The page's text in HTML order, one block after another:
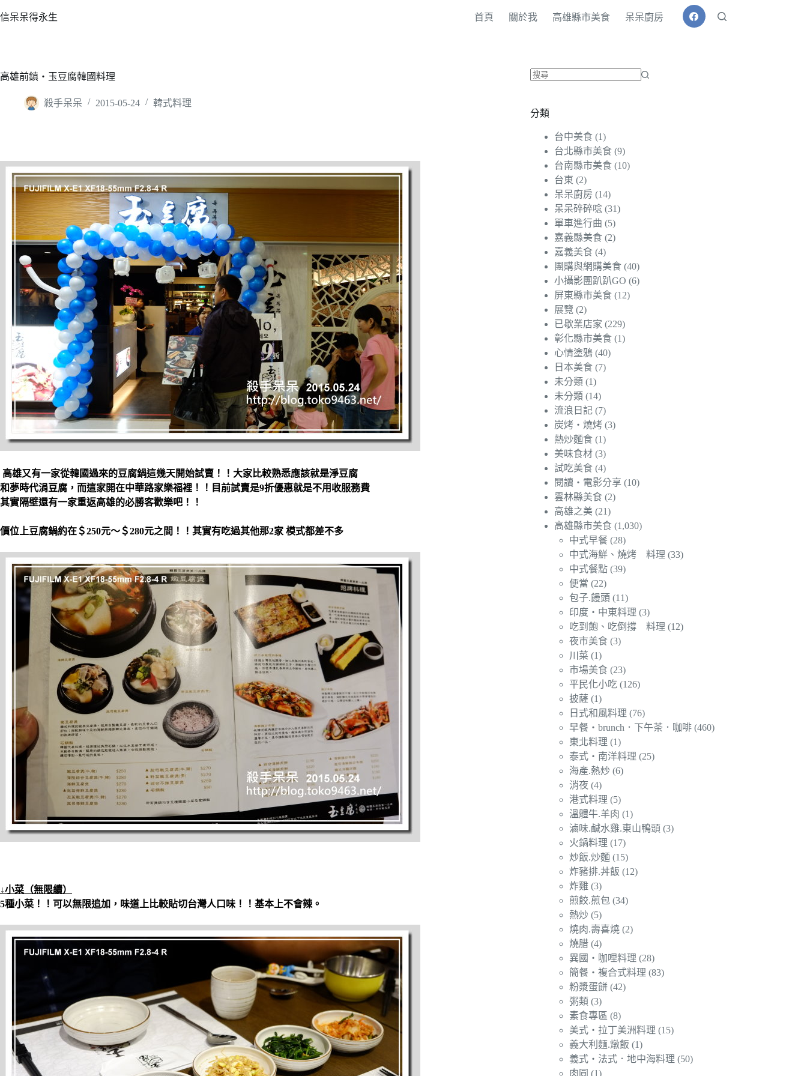
至
容
信呆呆得永生 首頁 關於我 高雄縣市美食 呆呆廚房
高雄前鎮‧玉豆腐韓國料理
殺手呆呆 2015-05-24 韓式料理
高雄又有一家從韓國過來的豆腐鍋這幾天開始試賣！！大家比較熟悉應該就是淨豆腐
和夢時代涓豆腐，而這家開在中華路家樂福裡！！目前試賣是9折優惠就是不用收服務費
其實隔壁還有一家重返高雄的必勝客歡樂吧！！
價位上豆腐鍋約在＄250元～＄280元之間！！其實有吃過其他那2家 模式都差不多
↓小菜（無限續）
5種小菜！！可以無限追加，味道上比較貼切台灣人口味！！基本上不會辣。
到
分類
台中美食 (1)
台北縣市美食 (9)
台南縣市美食 (10)
台東 (2)
呆呆廚房 (14)
呆呆碎碎唸 (31)
單車進行曲 (5)
嘉義縣美食 (2)
嘉義美食 (4)
團購與網購美食 (40)
小攝影團趴趴GO (6)
屏東縣市美食 (12)
展覽 (2)
已歇業店家 (229)
彰化縣市美食 (1)
心情塗鴉 (40)
日本美食 (7)
未分類 (1)
未分類 (14)
流浪日記 (7)
炭烤‧燒烤 (3)
熱炒麵食 (1)
美味食材 (3)
試吃美食 (4)
閱讀‧電影分享 (10)
雲林縣美食 (2)
高雄之美 (21)
高雄縣市美食 (1,030)
中式早餐 (28)
中式海鮮、燒烤 料理 (33)
中式餐點 (39)
便當 (22)
包子.饅頭 (11)
印度‧中東料理 (3)
吃到飽、吃倒撐 料理 (12)
夜市美食 (3)
川菜 (1)
市場美食 (23)
平民化小吃 (126)
披薩 (1)
日式和風料理 (76)
早餐‧brunch．下午茶．咖啡 (460)
東北料理 (1)
泰式‧南洋料理 (25)
海產.熱炒 (6)
消夜 (4)
港式料理 (5)
溫體牛.羊肉 (1)
滷味.鹹水雞.東山鴨頭 (3)
火鍋料理 (17)
炒飯.炒麵 (15)
炸豬排.丼飯 (12)
炸雞 (3)
煎餃.煎包 (34)
熱炒 (5)
燒肉.壽喜燒 (2)
燒腊 (4)
異國‧咖哩料理 (28)
簡餐‧複合式料理 (83)
粉漿蛋餅 (42)
粥類 (3)
素食專區 (8)
美式‧拉丁美洲料理 (15)
義大利麵.燉飯 (1)
義式‧法式．地中海料理 (50)
肉圓 (1)